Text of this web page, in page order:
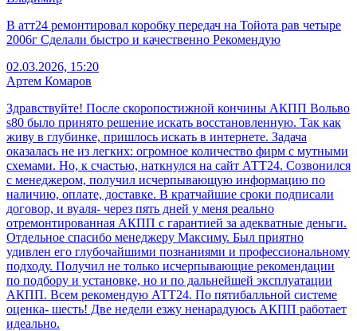
В атт24 ремонтировал коробку передач на Тойота рав четыре
2006г Сделали быстро и качественно Рекомендую
02.03.2026, 15:20
Артем Комаров
Здравствуйте! После скоропостижной кончины АКПП Вольво
s80 было принято решение искать восстановленную. Так как
живу в глубинке, пришлось искать в интернете. Задача
оказалась не из легких: огромное количество фирм с мутными
схемами. Но, к счастью, наткнулся на сайт АТТ24. Созвонился
с менеджером, получил исчерпывающую информацию по
наличию, оплате, доставке. В кратчайшие сроки подписали
договор, и вуаля- через пять дней у меня реально
отремонтированная АКПП с гарантией за адекватные деньги.
Отдельное спасибо менеджеру Максиму. Был приятно
удивлен его глубочайшими познаниями и профессиональному
подходу. Получил не только исчерпывающие рекомендации
по подбору и установке, но и по дальнейшей эксплуатации
АКПП. Всем рекомендую АТТ24. По пятибалльной системе
оценка- шесть! Две недели езжу ненарадуюсь АКПП работает
идеально.